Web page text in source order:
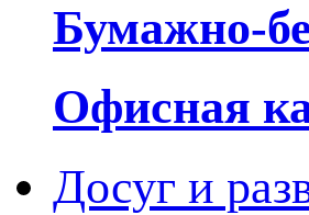
Бумажно-
Офисная
Досуг и